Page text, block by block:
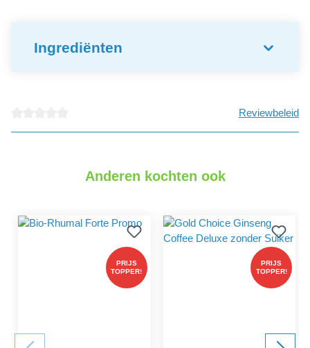
Ingrediënten
Reviewbeleid
Anderen kochten ook
PRIJS
TOPPER!
PRIJS
TOPPER!